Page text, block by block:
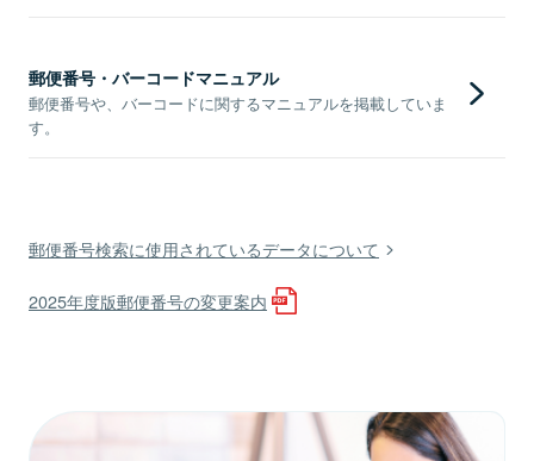
郵便番号・バーコードマニュアル
郵便番号や、バーコードに関するマニュアルを掲載していま
す。
郵便番号検索に使用されているデータについて
2025年度版郵便番号の変更案内